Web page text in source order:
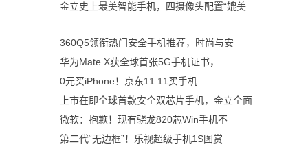
金立史上最美智能手机，四摄像头配置“媲美
360Q5领衔热门安全手机推荐，时尚与安
华为Mate X获全球首张5G手机证书，
0元买iPhone！京东11.11买手机
上市在即全球首款安全双芯片手机，金立全面
微软：抱歉！现有骁龙820芯Win手机不
第二代“无边框”！乐视超级手机1S图赏